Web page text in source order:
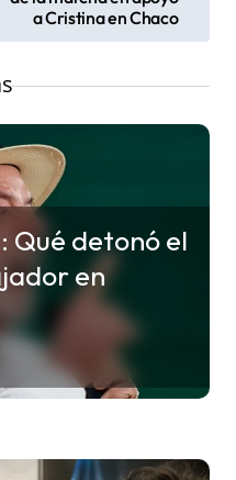
a Cristina en Chaco
Qué detonó el
en